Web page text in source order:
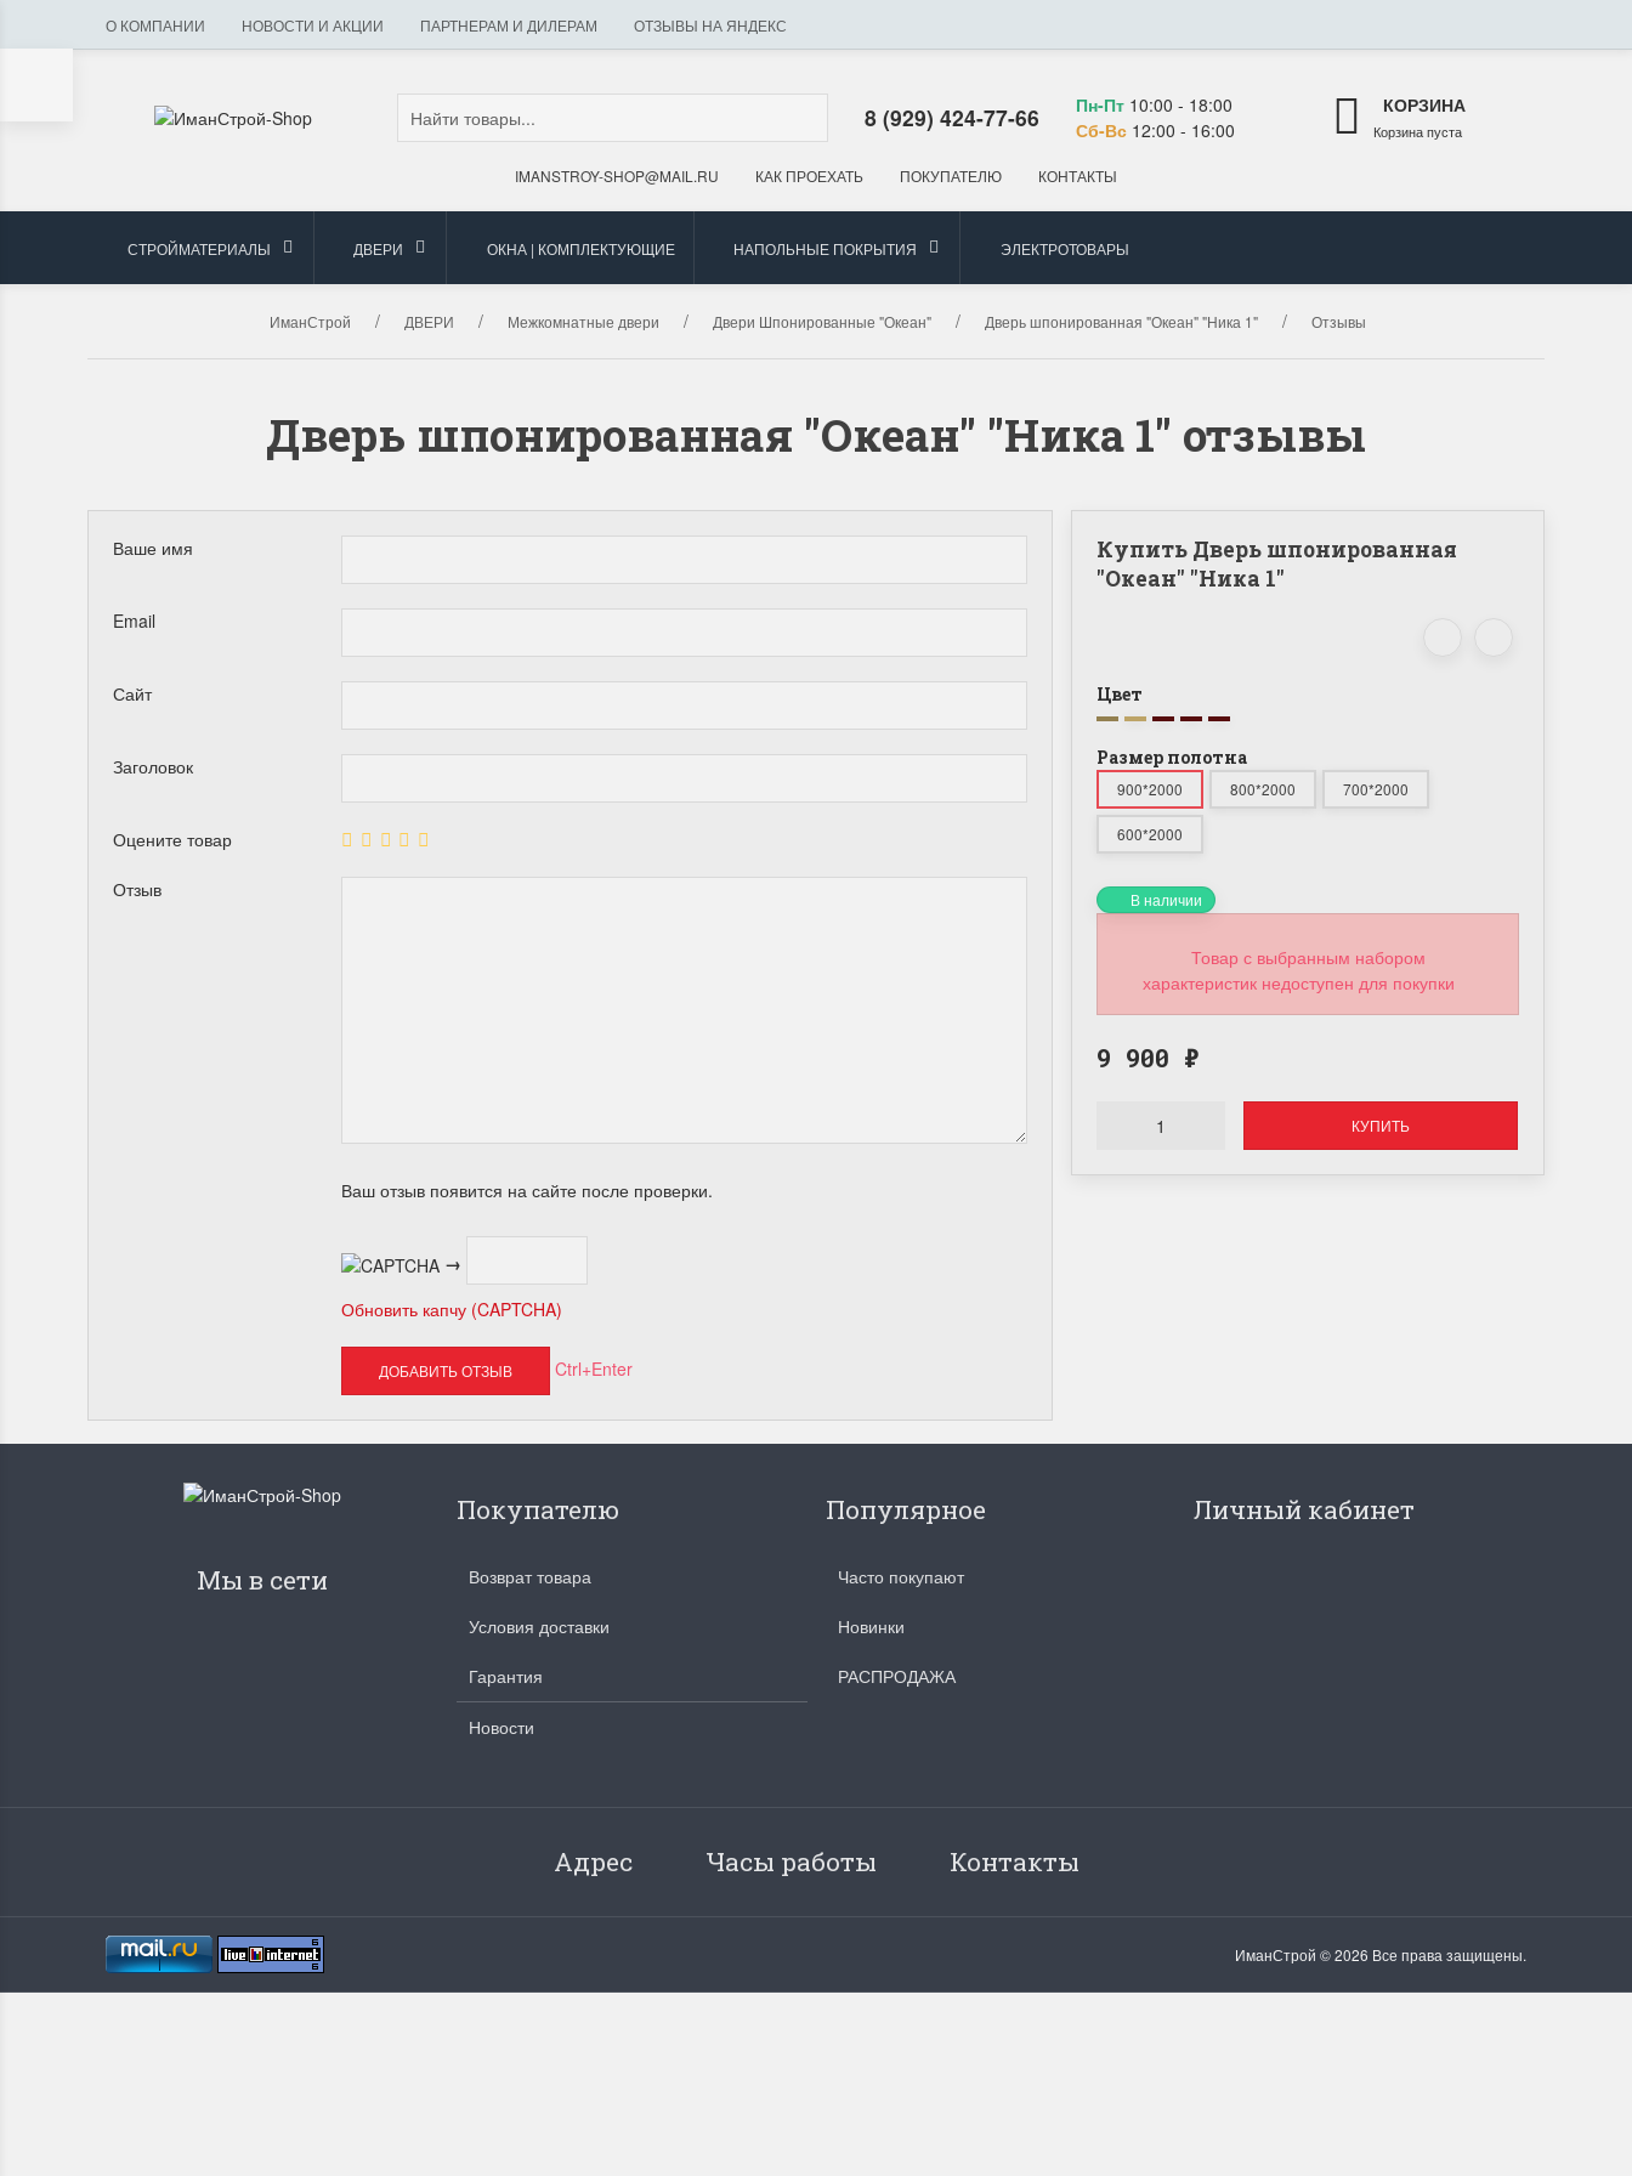
О КОМПАНИИ НОВОСТИ И АКЦИИ ПАРТНЕРАМ И ДИЛЕРАМ ОТЗЫВЫ НА ЯНДЕКС
8 (929) 424-77-66 Пн-Пт 10:00 - 18:00
Сб-Вс 12:00 - 16:00
КОРЗИНА
Корзина пуста
IMANSTROY-SHOP@MAIL.RU КАК ПРОЕХАТЬ ПОКУПАТЕЛЮ КОНТАКТЫ
СТРОЙМАТЕРИАЛЫ ДВЕРИ ОКНА | КОМПЛЕКТУЮЩИЕ НАПОЛЬНЫЕ ПОКРЫТИЯ ЭЛЕКТРОТОВАРЫ
ИманСтрой ДВЕРИ Межкомнатные двери Двери Шпонированные "Океан" Дверь шпонированная "Океан" "Ника 1" Отзывы
Дверь шпонированная "Океан" "Ника 1" отзывы
Купить Дверь шпонированная
"Океан" "Ника 1"
Цвет
Размер полотна
900*2000 800*2000 700*2000
600*2000
В наличии
Товар с выбранным набором
характеристик недоступен для покупки
9 900 ₽
КУПИТЬ
Ваше имя
Email
Сайт
Заголовок
Оцените товар
Отзыв
Ваш отзыв появится на сайте после проверки.
→
Обновить капчу (CAPTCHA)
Ctrl+Enter
Мы в сети
Покупателю
Возврат товара
Условия доставки
Гарантия
Новости
Популярное
Часто покупают
Новинки
РАСПРОДАЖА
Личный кабинет
Адрес Часы работы Контакты
ИманСтрой © 2026 Все права защищены.